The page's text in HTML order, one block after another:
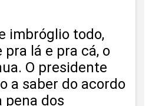
imbróglio todo,
lá e pra cá, o
O presidente
a saber do acordo
pena dos